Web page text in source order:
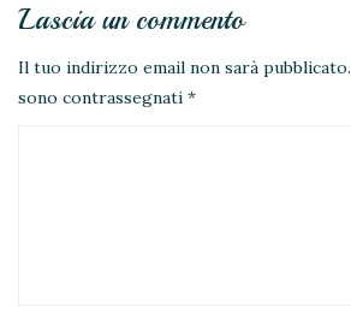
Lascia un commento
Il tuo indirizzo email non sarà pubblicato.
sono contrassegnati *